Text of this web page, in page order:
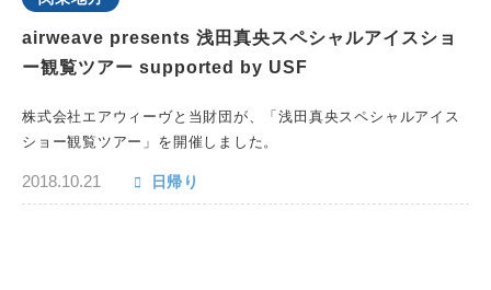
airweave presents 浅田真央スペシャルアイスショ
ー観覧ツアー supported by USF
株式会社エアウィーヴと当財団が、「浅田真央スペシャルアイス
ショー観覧ツアー」を開催しました。
2018.10.21 日帰り